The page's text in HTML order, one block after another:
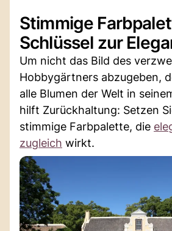
Stimmige
Schlüssel zur
Um nicht das Bild des
Hobbygärtners abzugeben,
alle Blumen der Welt in
hilft Zurückhaltung: Setzen
stimmige Farbpalette, die
zugleich wirkt.